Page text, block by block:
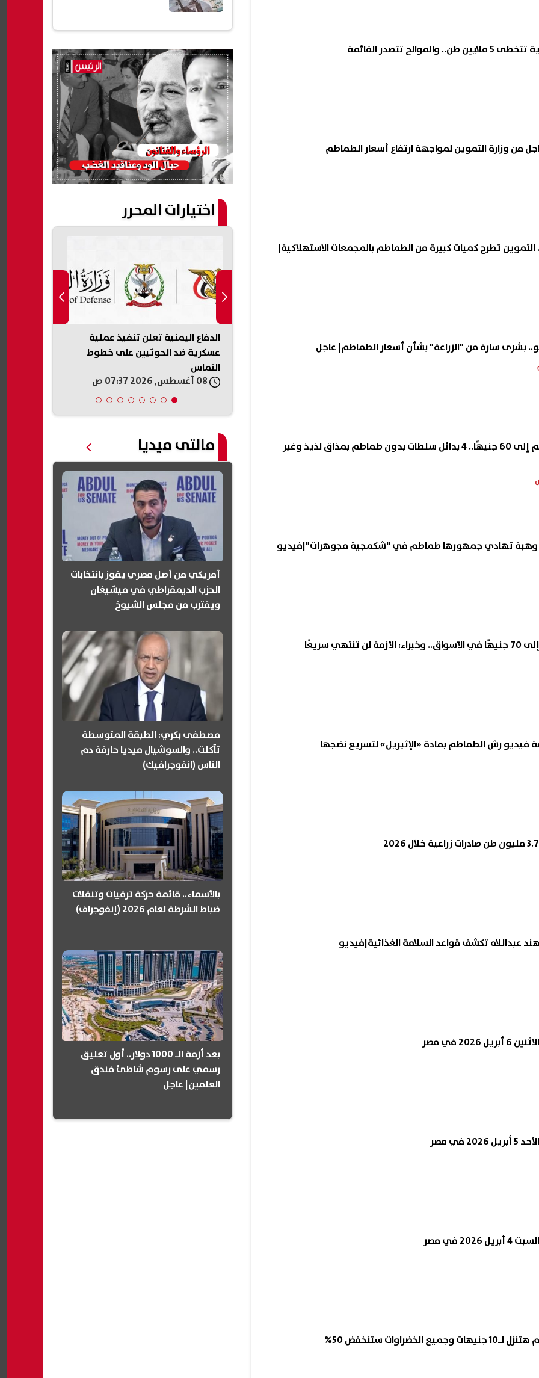
تتصدر القائمة
من وزارة التموين لمواجهة ارتفاع أسعار الطماطم
التموين تطرح كميات كبيرة من الطماطم بالمجمعات الاستهلاكية|
بعد ارتفاع سعر الطماطم إلى 60 جنيهًا.. 4 بدائل سلطات بدون طماطم بمذاق لذيذ وغير
وهبة تهادي جمهورها طماطم في "شكمجية مجوهرات"|فيديو
سريعًا
فيديو رش الطماطم بمادة «الإثيريل» لتسريع نضجها
عبداللاه تكشف قواعد السلامة الغذائية|فيديو
في مصر
في مصر
في مصر
ستنخفض 50%
اختيارات المحرر
مفاجئ من ريال أوفييدو
فيديوهات رقص مدافع الزمالك
الدفاع اليمنية تعلن تنفيذ عملية
عسكرية ضد الحوثيين على خطوط
التماس
مالتى ميديا
أمريكي من أصل مصري يفوز بانتخابات
الحزب الديمقراطي في ميشيغان
ويقترب من مجلس الشيوخ
مصطفى بكري: الطبقة المتوسطة
تآكلت.. والسوشيال ميديا حارقة دم
الناس (انفوجرافيك)
بالأسماء.. قائمة حركة ترقيات وتنقلات
ضباط الشرطة لعام 2026 (إنفوجراف)
بعد أزمة الـ 1000 دولار.. أول تعليق
رسمي على رسوم شاطئ فندق
العلمين| عاجل